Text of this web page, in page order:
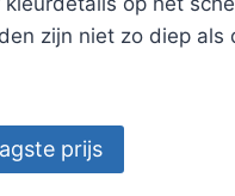
zijn niet zo diep als
prijs